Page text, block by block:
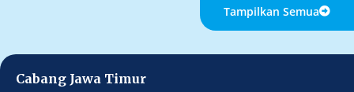
Tampilkan Semua
Cabang Jawa Timur